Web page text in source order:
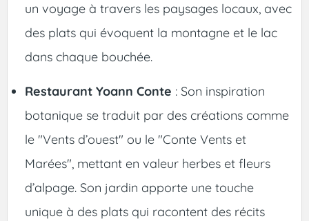
un voyage à travers les paysages locaux, avec
des plats qui évoquent la montagne et le lac
dans chaque bouchée.
Restaurant Yoann Conte : Son inspiration
botanique se traduit par des créations comme
le "Vents d’ouest" ou le "Conte Vents et
Marées", mettant en valeur herbes et fleurs
d’alpage. Son jardin apporte une touche
unique à des plats qui racontent des récits